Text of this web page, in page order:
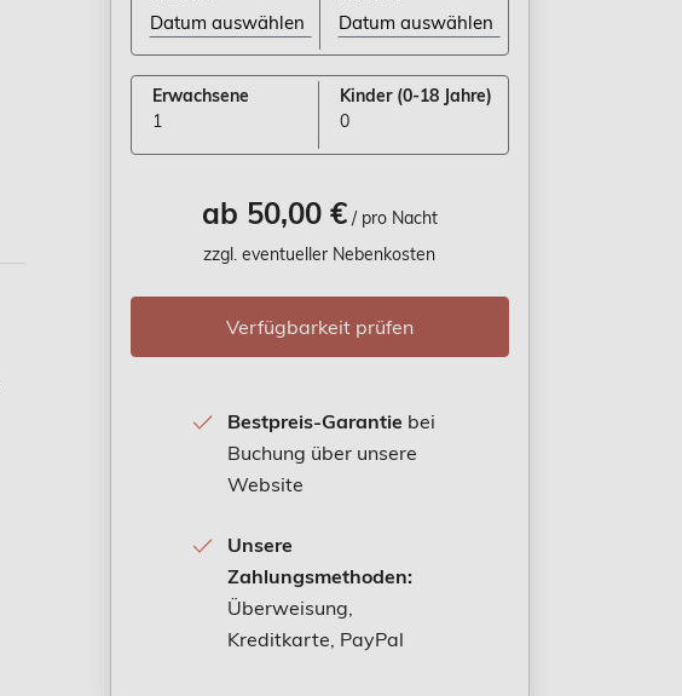
Anreise Datum auswählen stehenAbreise Datum auswählen stehen
Erwachsene
1
Kinder (0-18 Jahre)
0
ab 50,00 € / pro Nacht
zzgl. eventueller Nebenkosten
Verfügbarkeit prüfen
Bestpreis-Garantie bei
Buchung über unsere
Website
Unsere
Zahlungsmethoden:
Überweisung,
Kreditkarte, PayPal